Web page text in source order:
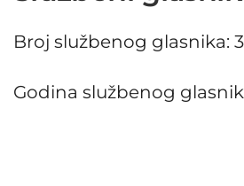
Broj službenog glasnika: 3
Godina službenog